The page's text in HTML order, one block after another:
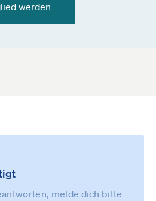
werden
melde dich bitte